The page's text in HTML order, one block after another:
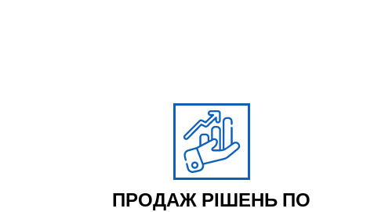
ПРОДАЖ РІШЕНЬ ПО